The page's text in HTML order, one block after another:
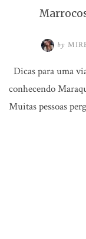
by
Dicas para uma
conhecendo
Muitas pessoas